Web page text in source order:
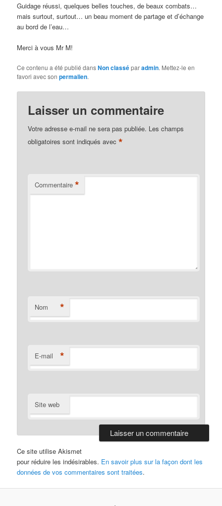
Guidage réussi, quelques belles touches, de beaux combats…
mais surtout, surtout… un beau moment de partage et d’échange
au bord de l’eau…
Merci à vous Mr M!
Ce contenu a été publié dansNon classéparadmin. Mettez-le en
favori avec sonpermalien.
Laisser un commentaire
Votre adresse e-mail ne sera pas publiée. Les champs
obligatoires sont indiqués avec*
Commentaire *
Nom *
E-mail *
Site web
Ce site utilise Akismet
pour réduire les indésirables. En savoir plus sur la façon dont les
données de vos commentaires sont traitées.